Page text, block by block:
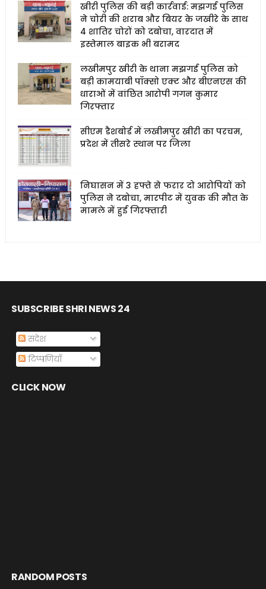
खीरी पुलिस की बड़ी कार्रवाई: मझगई पुलिस
ने चोरी की शराब और बियर के जखीरे के साथ
4 शातिर चोरों को दबोचा, वारदात में
इस्तेमाल बाइक भी बरामद
लखीमपुर खीरी के थाना मझगई पुलिस को
बड़ी कामयाबी पॉक्सो एक्ट और बीएनएस की
धाराओं में वांछित आरोपी गगन कुमार
गिरफ्तार
सीएम डैशबोर्ड में लखीमपुर खीरी का परचम,
प्रदेश में तीसरे स्थान पर जिला
निघासन में 3 हफ्ते से फरार दो आरोपियों को
पुलिस ने दबोचा, मारपीट में युवक की मौत के
मामले में हुई गिरफ्तारी
SUBSCRIBE SHRI NEWS 24
संदेश
टिप्पणियाँ
CLICK NOW
RANDOM POSTS